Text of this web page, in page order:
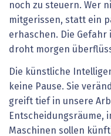
noch zu ­steuern. Wer
mitgerissen, statt ein
erhaschen. Die
droht morgen
Die künstliche
keine Pause. Sie
greift tief in unsere
Entscheidungsräume,
Maschinen sollen